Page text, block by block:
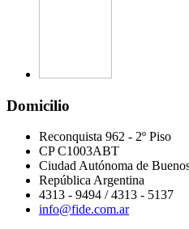
Domicilio
Reconquista 962 - 2º Piso
CP C1003ABT
Ciudad Autónoma de
República Argentina
4313 - 9494 / 4313 - 5137
info@fide.com.ar